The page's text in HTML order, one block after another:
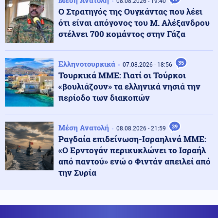
Υγεία 09.08.2026 - 09:26
Σε εγρήγορση οι Αρχές για την έξαρση του ιού του
Δυτικού Νείλου, στο επίκεντρο η Αττική
Μέση Ανατολή 09.08.2026 - 09:25
Θρίλερ στα Στενά του Ορμούζ: Η συμφωνία με το Ομάν
δεν αρκεί – Τι απαιτεί η Τεχεράνη
Καιρός 09.08.2026 - 09:24
Καιρός: Έως 39 βαθμούς σήμερα - Που θα έχει
μελτέμια
Οικονομία 09.08.2026 - 09:18
Ο Στρατηγός της Ουγκάντας που λέει
ότι είναι απόγονος του Μ. Αλέξανδρου
στέλνει 700 κομάντος στην Γάζα
Ελληνοτουρκικά 07.08.2026 - 18:56 35
Τουρκικά ΜΜΕ: Γιατί οι Τούρκοι
«βουλιάζουν» τα ελληνικά νησιά την
περίοδο των διακοπών
Μέση Ανατολή 08.08.2026 - 21:59 39
Ραγδαία επιδείνωση-Ισραηλινά ΜΜΕ:
«Ο Ερντογάν περικυκλώνει το Ισραήλ
από παντού» ενώ ο Φιντάν απειλεί από
την Συρία